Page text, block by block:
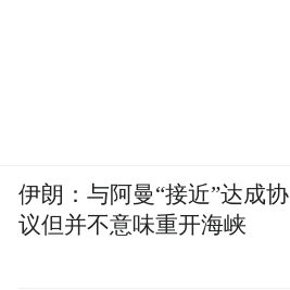
伊朗：与阿曼“接近”达成协
议但并不意味重开海峡